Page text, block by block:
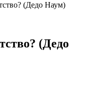
(Дедо Наум)
(Дедо